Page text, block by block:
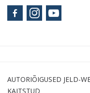
AUTORIÕIGUSED JELD-
KAITSTUD